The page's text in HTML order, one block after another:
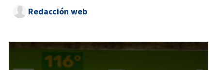
Redacción web